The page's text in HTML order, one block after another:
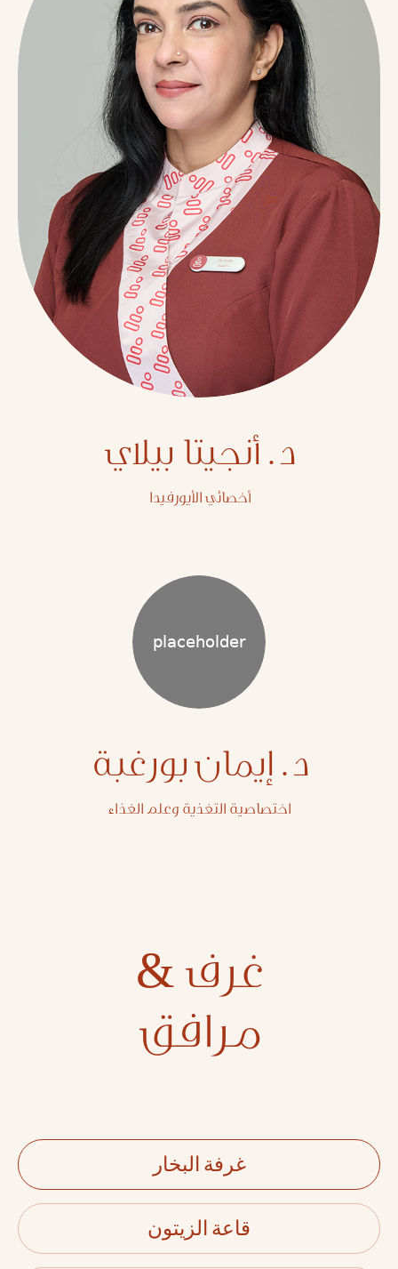
د. أنجيتا بيلاي
أخصائي الأيورفيدا
د. إيمان بورغبة
اختصاصية التغذية وعلم الغذاء
غرف &
مرافق
غرفة البخار
قاعة الزيتون